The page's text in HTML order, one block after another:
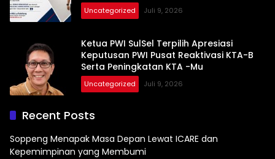
Uncategorized Juli 9, 2026
Ketua PWI SulSel Terpilih Apresiasi
Keputusan PWI Pusat Reaktivasi KTA-B
Serta Peningkatan KTA -Mu
Uncategorized Juli 9, 2026
Recent Posts
Soppeng Menapak Masa Depan Lewat ICARE dan
Kepemimpinan yang Membumi